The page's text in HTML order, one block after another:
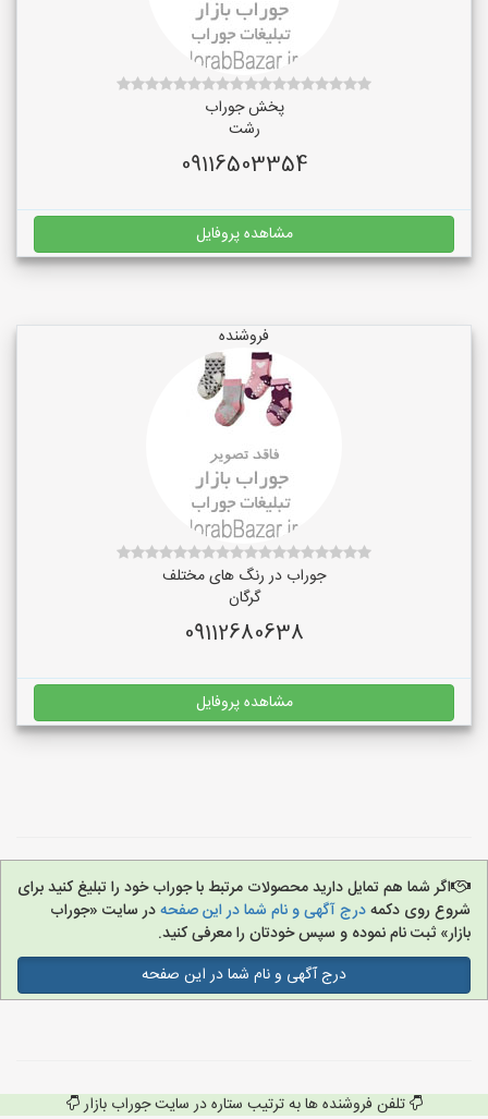
پخش جوراب
رشت
09116503354
مشاهده پروفایل
فروشنده
جوراب در رنگ‌ های مختلف
گرگان
09112680638
مشاهده پروفایل
اگر شما هم تمایل دارید محصولات مرتبط با جوراب خود را تبلیغ کنید برای
شروع روی دکمهدرج آگهی و نام شما در این صفحهدر سایت «جوراب
بازار» ثبت نام نموده و سپس خودتان را معرفی کنید.
درج آگهی و نام شما در این صفحه
تلفن فروشنده ها به ترتیب ستاره در سایت جوراب بازار